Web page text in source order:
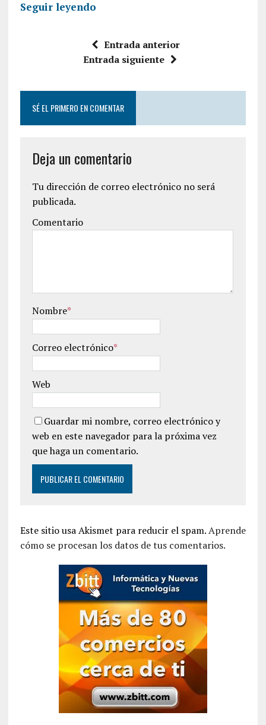
Seguir leyendo
Entrada anterior
Entrada siguiente
SÉ EL PRIMERO EN COMENTAR
Deja un comentario
Tu dirección de correo electrónico no será
publicada.
Comentario
Nombre*
Correo electrónico*
Web
Guardar mi nombre, correo electrónico y
web en este navegador para la próxima vez
que haga un comentario.
Este sitio usa Akismet para reducir el spam.Aprende
cómo se procesan los datos de tus comentarios.